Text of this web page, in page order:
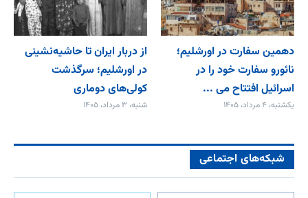
دهمین سفارت در اورشلیم؛
نائورو سفارت خود را در
اسرائیل افتتاح می‌ ...
یکشنبه، ۴ مرداد، ۱۴۰۵
از دربار ایران تا حاشیه‌نشینی
در اورشلیم؛ سرگذشت
کولی‌های دوماری
شنبه، ۳ مرداد، ۱۴۰۵
شبکه‌های اجتماعی